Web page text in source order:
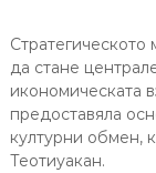
да стане
икономическата
предоставяла
културни обмен,
Теотиуакан.